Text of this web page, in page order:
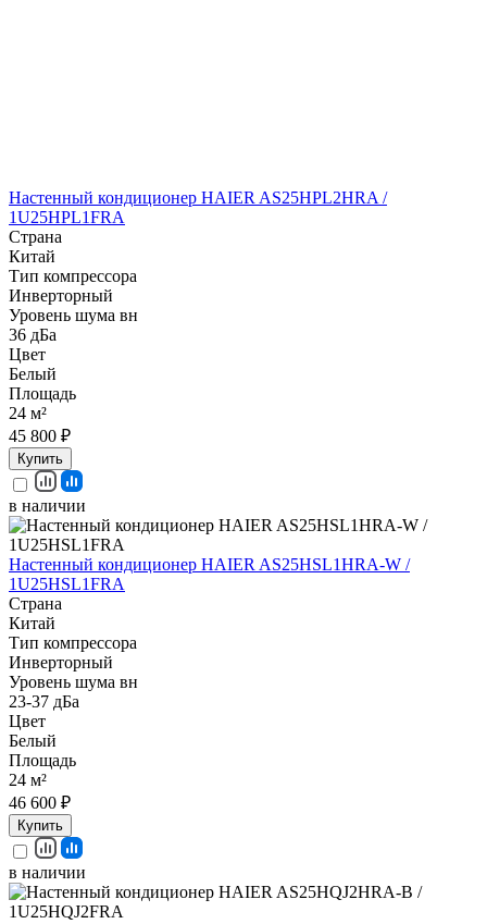
Настенный кондиционер HAIER AS25HPL2HRA /
1U25HPL1FRA
Страна
Китай
Тип компрессора
Инверторный
Уровень шума вн
36 дБа
Цвет
Белый
Площадь
24 м²
45 800 ₽
Купить
в наличии
Настенный кондиционер HAIER AS25HSL1HRA-W /
1U25HSL1FRA
Страна
Китай
Тип компрессора
Инверторный
Уровень шума вн
23-37 дБа
Цвет
Белый
Площадь
24 м²
46 600 ₽
Купить
в наличии